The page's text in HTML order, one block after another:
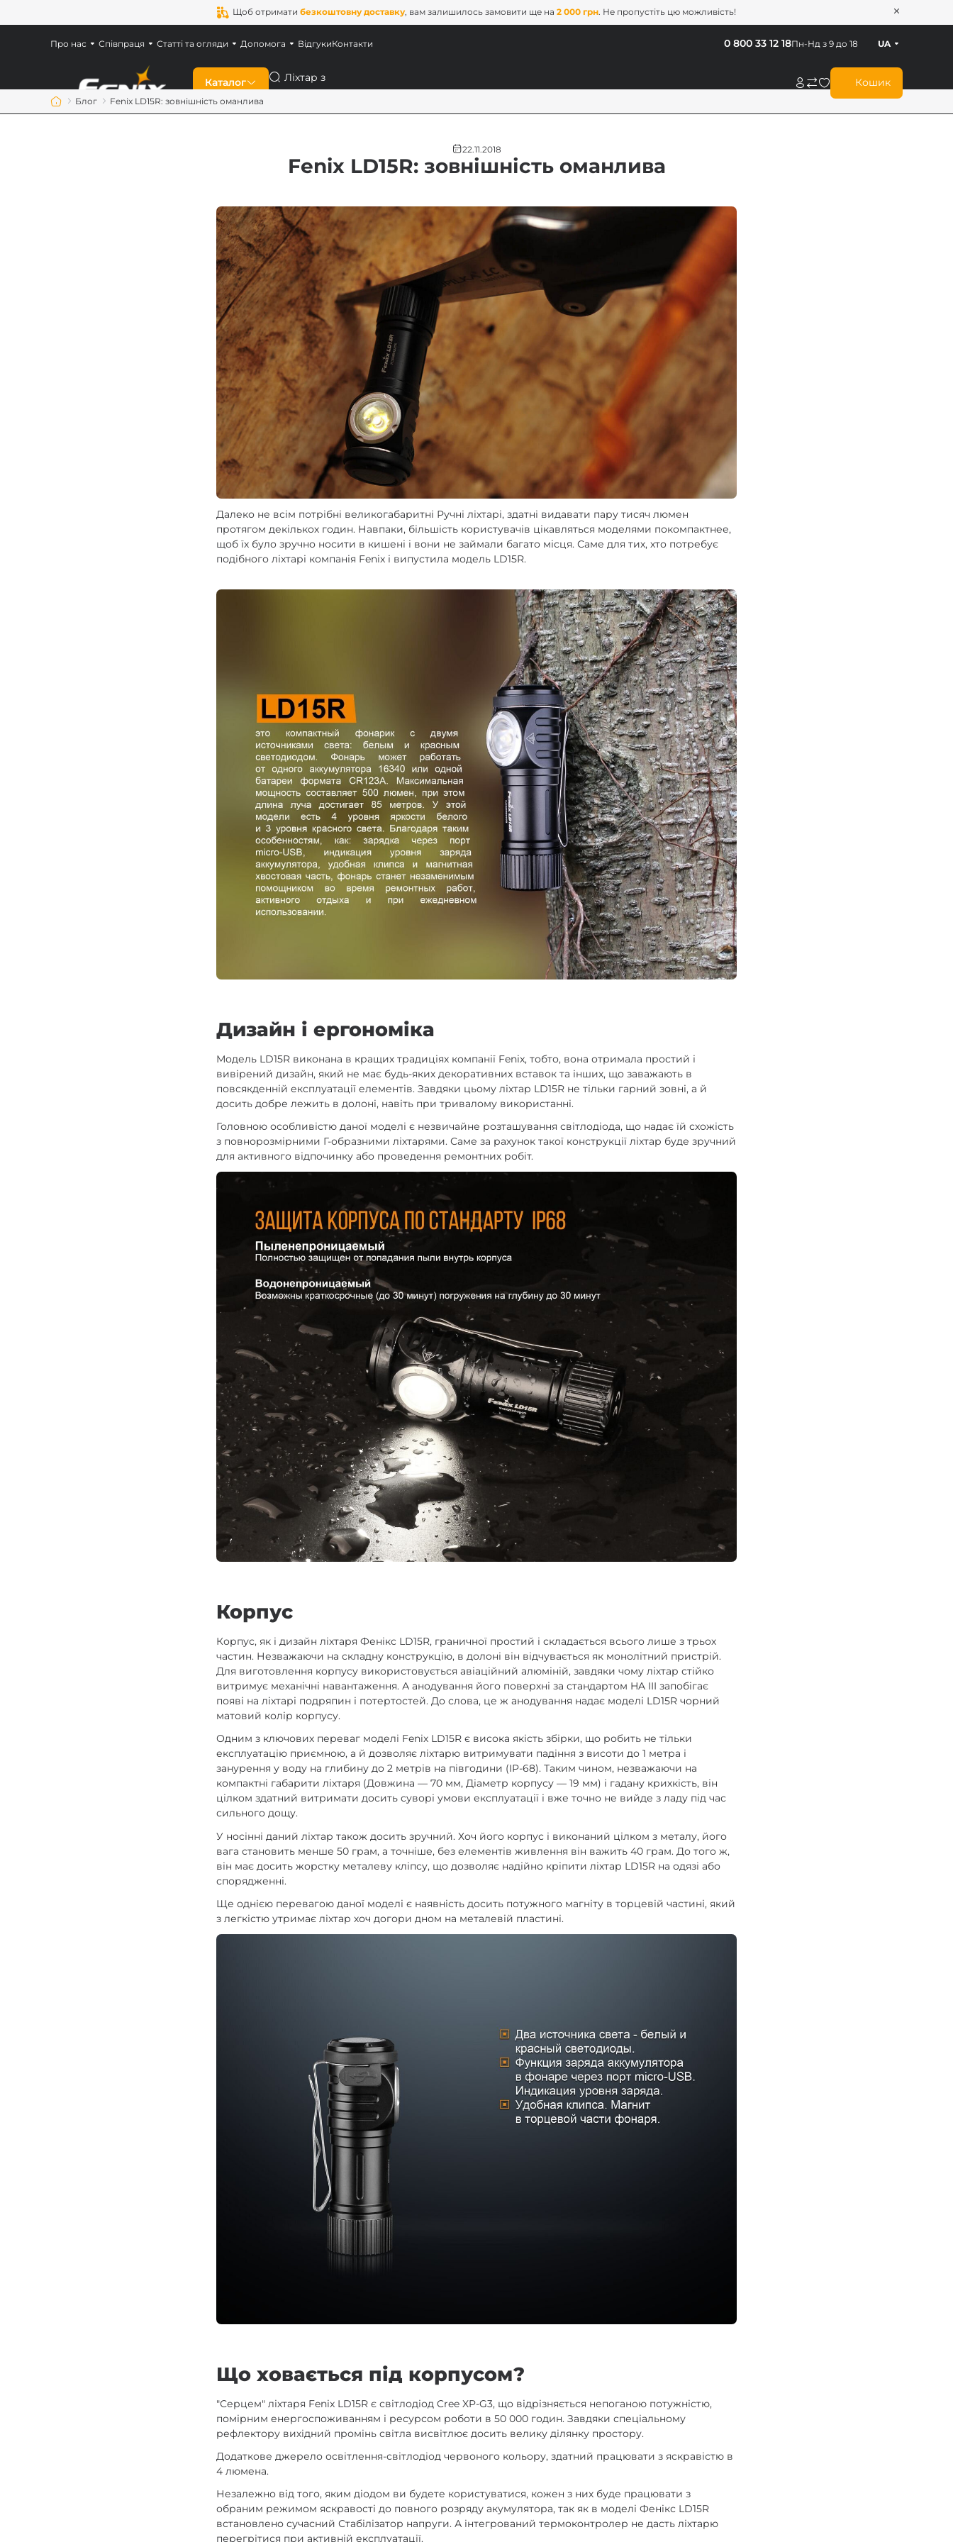
Щоб отриматибезкоштовну доставку, вам залишилось замовити ще на2 000 грн. Не пропустіть цю можливість!
Каталог
Ліхтарі Fenix
Ліхтарі для військових
Акумулятори Fenix
Зарядні пристрої Fenix
Аксесуари для ліхтарів
Пошук Кошик
Пн-Нд з 9 до 18
0 800 33 12 18 UA
Про нас Співпраця Статті та огляди Допомога ВідгукиКонтакти
Блог Fenix LD15R: зовнішність оманлива
22.11.2018
Fenix LD15R: зовнішність оманлива
Далеко не всім потрібні великогабаритні Ручні ліхтарі, здатні видавати пару тисяч люмен
протягом декількох годин. Навпаки, більшість користувачів цікавляться моделями покомпактнее,
щоб їх було зручно носити в кишені і вони не займали багато місця. Саме для тих, хто потребує
подібного ліхтарі компанія Fenix і випустила модель LD15R.
Дизайн і ергономіка
Модель LD15R виконана в кращих традиціях компанії Fenix, тобто, вона отримала простий і
вивірений дизайн, який не має будь-яких декоративних вставок та інших, що заважають в
повсякденній експлуатації елементів. Завдяки цьому ліхтар LD15R не тільки гарний зовні, а й
досить добре лежить в долоні, навіть при тривалому використанні.
Головною особливістю даної моделі є незвичайне розташування світлодіода, що надає їй схожість
з повнорозмірними Г-образними ліхтарями. Саме за рахунок такої конструкції ліхтар буде зручний
для активного відпочинку або проведення ремонтних робіт.
Корпус
Корпус, як і дизайн ліхтаря Фенікс LD15R, граничної простий і складається всього лише з трьох
частин. Незважаючи на складну конструкцію, в долоні він відчувається як монолітний пристрій.
Для виготовлення корпусу використовується авіаційний алюміній, завдяки чому ліхтар стійко
витримує механічні навантаження. А анодування його поверхні за стандартом HA III запобігає
появі на ліхтарі подряпин і потертостей. До слова, це ж анодування надає моделі LD15R чорний
матовий колір корпусу.
Одним з ключових переваг моделі Fenix LD15R є висока якість збірки, що робить не тільки
експлуатацію приємною, а й дозволяє ліхтарю витримувати падіння з висоти до 1 метра і
занурення у воду на глибину до 2 метрів на півгодини (IP-68). Таким чином, незважаючи на
компактні габарити ліхтаря (Довжина — 70 мм, Діаметр корпусу — 19 мм) і гадану крихкість, він
цілком здатний витримати досить суворі умови експлуатації і вже точно не вийде з ладу під час
сильного дощу.
У носінні даний ліхтар також досить зручний. Хоч його корпус і виконаний цілком з металу, його
вага становить менше 50 грам, а точніше, без елементів живлення він важить 40 грам. До того ж,
він має досить жорстку металеву кліпсу, що дозволяє надійно кріпити ліхтар LD15R на одязі або
спорядженні.
Ще однією перевагою даної моделі є наявність досить потужного магніту в торцевій частині, який
з легкістю утримає ліхтар хоч догори дном на металевій пластині.
Що ховається під корпусом?
"Серцем" ліхтаря Fenix LD15R є світлодіод Cree XP-G3, що відрізняється непоганою потужністю,
помірним енергоспоживанням і ресурсом роботи в 50 000 годин. Завдяки спеціальному
рефлектору вихідний промінь світла висвітлює досить велику ділянку простору.
Додаткове джерело освітлення-світлодіод червоного кольору, здатний працювати з яскравістю в
4 люмена.
Незалежно від того, яким діодом ви будете користуватися, кожен з них буде працювати з
обраним режимом яскравості до повного розряду акумулятора, так як в моделі Фенікс LD15R
встановлено сучасний Стабілізатор напруги. А інтегрований термоконтролер не дасть ліхтарю
перегрітися при активній експлуатації.